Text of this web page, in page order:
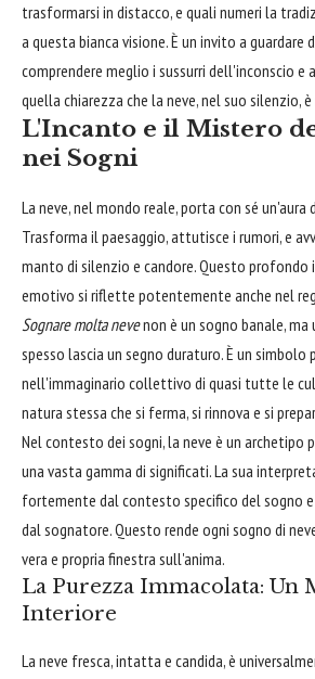
trasformarsi in distacco, e quali numeri la
a questa bianca visione. È un invito a guardare
comprendere meglio i sussurri dell'inconscio e
quella chiarezza che la neve, nel suo silenzio,
L'Incanto e il Mistero
nei Sogni
La neve, nel mondo reale, porta con sé un'aura
Trasforma il paesaggio, attutisce i rumori, e
manto di silenzio e candore. Questo profondo
emotivo si riflette potentemente anche nel
Sognare molta nevenon è un sogno banale, ma
spesso lascia un segno duraturo. È un simbolo
nell'immaginario collettivo di quasi tutte le
natura stessa che si ferma, si rinnova e si
Nel contesto dei sogni, la neve è un archetipo
una vasta gamma di significati. La sua
fortemente dal contesto specifico del sogno
dal sognatore. Questo rende ogni sogno di
vera e propria finestra sull'anima.
La Purezza Immacolata: Un
Interiore
La neve fresca, intatta e candida, è